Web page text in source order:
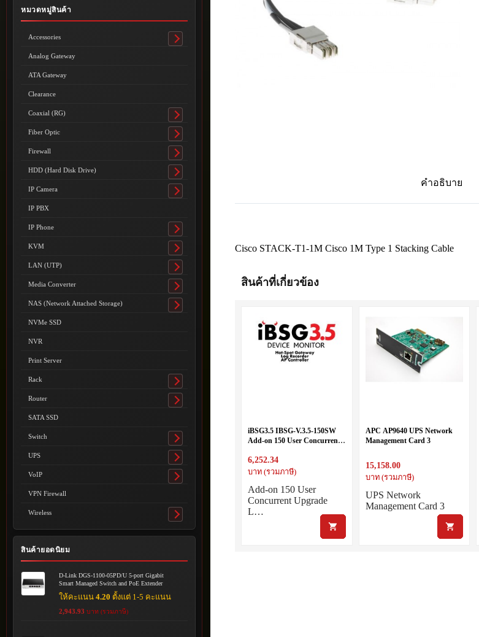
คำอธิบาย
Cisco STACK-T1-1M Cisco 1M Type 1 Stacking Cable
สินค้าที่เกี่ยวข้อง
iBSG3.5 IBSG-V.3.5-150SW
Add-on 150 User Concurrent
6,252.34
บาท (รวมภาษี)
Add-on 150 User
Concurrent Upgrade
L…
APC AP9640 UPS Network
Management Card 3
15,158.00
บาท (รวมภาษี)
UPS Network
Management Card 3
หมวดหมู่สินค้า
Accessories
Toggle
Analog Gateway
ATA Gateway
Clearance
Coaxial (RG)
Toggle
submenu
Fiber Optic
Toggle
submenu
Firewall
Toggle
submenu
HDD (Hard Disk Drive)
Toggle
submenu
IP Camera
Toggle
IP PBX
IP Phone
Toggle
submenu
KVM
Toggle
submenu
LAN (UTP)
Toggle
submenu
Media Converter
Toggle
submenu
NAS (Network Attached Storage)
Toggle
NVMe SSD
NVR
Print Server
Rack
Toggle
submenu
Router
Toggle
SATA SSD
Switch
Toggle
submenu
UPS
Toggle
submenu
VoIP
Toggle
VPN Firewall
Wireless
Toggle
submenu
สินค้ายอดนิยม
D-Link DGS-1100-05PD/U 5-port Gigabit
Smart Managed Switch and PoE Extender
ให้คะแนน4.20 ตั้งแต่ 1-5 คะแนน
2,943.93 บาท (รวมภาษี)